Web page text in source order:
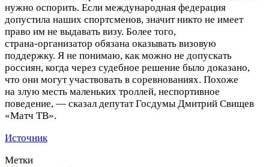
нужно оспорить. Если международная федерация
допустила наших спортсменов, значит никто не имеет
право им не выдавать визу. Более того,
страна‑организатор обязана оказывать визовую
поддержку. Я не понимаю, как можно не допускать
россиян, когда через судебное решение было доказано,
что они могут участвовать в соревнованиях. Похоже
на злую месть маленьких троллей, неспортивное
поведение, — сказал депутат Госдумы Дмитрий Свищев
«Матч ТВ».
Источник
Метки